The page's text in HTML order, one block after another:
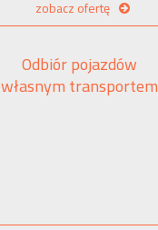
zobacz ofertę
Odbiór pojazdów
własnym transportem